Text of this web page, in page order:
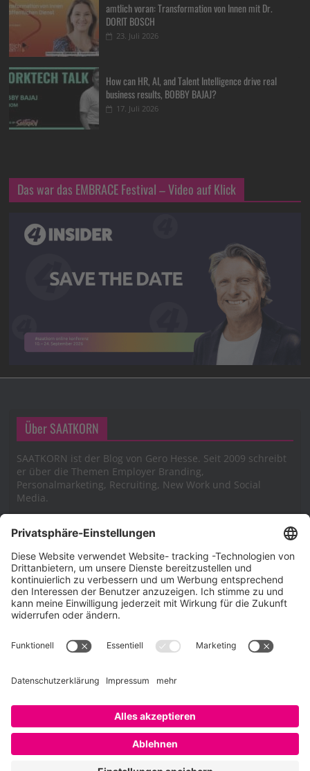
amtlich voran: Transformation von Innen mit Dr.
DORIT BOSCH
23. Juli 2026
How can HR, AI, and Talent Intelligence drive real
business results, BOBBY BAJAJ?
17. Juli 2026
Das war das EMBRACE Festival – Video auf Klick
Über SAATKORN
SAATKORN ist der Blog von Gero Hesse. Seit 2009 schreibt
er über die Themen Employer Branding,
Personalmarketing, Recruiting, New Work und Social
Media.
Impressum
Impressum
Cookie-Richtlinie (EU)